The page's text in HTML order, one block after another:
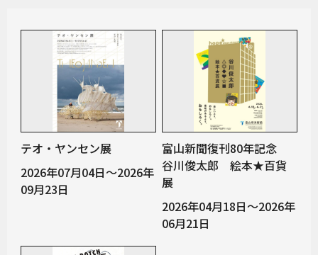
テオ・ヤンセン展
2026年07月04日～2026年
09月23日
富山新聞復刊80年記念
谷川俊太郎 絵本★百貨
展
2026年04月18日～2026年
06月21日